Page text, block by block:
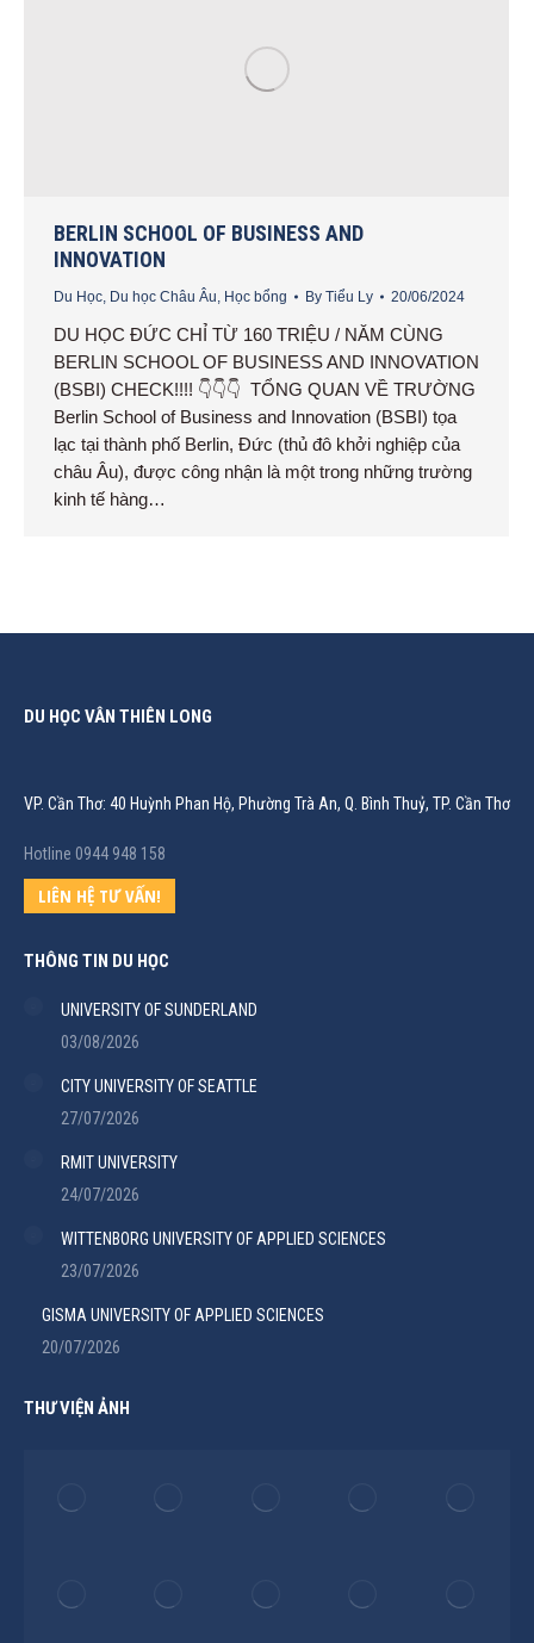
BERLIN SCHOOL OF BUSINESS AND
INNOVATION
Du Học, Du học Châu Âu, Học bổng By Tiểu Ly 20/06/2024
DU HỌC ĐỨC CHỈ TỪ 160 TRIỆU / NĂM CÙNG
BERLIN SCHOOL OF BUSINESS AND INNOVATION
(BSBI) CHECK!!!! 👇👇👇 TỔNG QUAN VỀ TRƯỜNG
Berlin School of Business and Innovation (BSBI) tọa
lạc tại thành phố Berlin, Đức (thủ đô khởi nghiệp của
châu Âu), được công nhận là một trong những trường
kinh tế hàng…
DU HỌC VÂN THIÊN LONG
VP. Cần Thơ: 40 Huỳnh Phan Hộ, Phường Trà An, Q. Bình Thuỷ, TP. Cần Thơ
Hotline 0944 948 158
LIÊN HỆ TƯ VẤN!
THÔNG TIN DU HỌC
UNIVERSITY OF SUNDERLAND
03/08/2026
CITY UNIVERSITY OF SEATTLE
27/07/2026
RMIT UNIVERSITY
24/07/2026
WITTENBORG UNIVERSITY OF APPLIED SCIENCES
23/07/2026
GISMA UNIVERSITY OF APPLIED SCIENCES
20/07/2026
THƯ VIỆN ẢNH